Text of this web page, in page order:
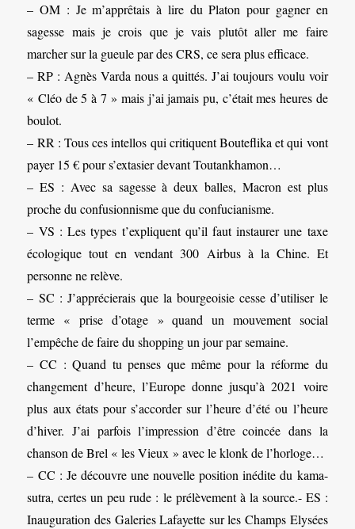
– OM : Je m’apprêtais à lire du Platon pour gagner en
sagesse mais je crois que je vais plutôt aller me faire
marcher sur la gueule par des CRS, ce sera plus efficace.
– RP : Agnès Varda nous a quittés. J’ai toujours voulu voir
« Cléo de 5 à 7 » mais j’ai jamais pu, c’était mes heures de
boulot.
– RR : Tous ces intellos qui critiquent Bouteflika et qui vont
payer 15 € pour s’extasier devant Toutankhamon…
– ES : Avec sa sagesse à deux balles, Macron est plus
proche du confusionnisme que du confucianisme.
– VS : Les types t’expliquent qu’il faut instaurer une taxe
écologique tout en vendant 300 Airbus à la Chine. Et
personne ne relève.
– SC : J’apprécierais que la bourgeoisie cesse d’utiliser le
terme « prise d’otage » quand un mouvement social
l’empêche de faire du shopping un jour par semaine.
– CC : Quand tu penses que même pour la réforme du
changement d’heure, l’Europe donne jusqu’à 2021 voire
plus aux états pour s’accorder sur l’heure d’été ou l’heure
d’hiver. J’ai parfois l’impression d’être coincée dans la
chanson de Brel « les Vieux » avec le klonk de l’horloge…
– CC : Je découvre une nouvelle position inédite du kama-
sutra, certes un peu rude : le prélèvement à la source.- ES :
Inauguration des Galeries Lafayette sur les Champs Elysées